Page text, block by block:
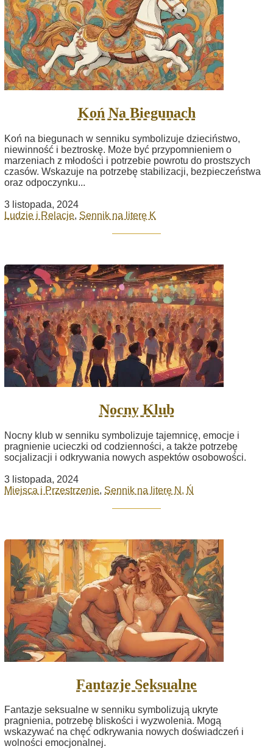
Koń Na Biegunach
Koń na biegunach w senniku symbolizuje dzieciństwo,
niewinność i beztroskę. Może być przypomnieniem o
marzeniach z młodości i potrzebie powrotu do prostszych
czasów. Wskazuje na potrzebę stabilizacji, bezpieczeństwa
oraz odpoczynku...
3 listopada, 2024
Ludzie i Relacje, Sennik na literę K
Nocny Klub
Nocny klub w senniku symbolizuje tajemnicę, emocje i
pragnienie ucieczki od codzienności, a także potrzebę
socjalizacji i odkrywania nowych aspektów osobowości.
3 listopada, 2024
Miejsca i Przestrzenie, Sennik na literę N, Ń
Fantazje Seksualne
Fantazje seksualne w senniku symbolizują ukryte
pragnienia, potrzebę bliskości i wyzwolenia. Mogą
wskazywać na chęć odkrywania nowych doświadczeń i
wolności emocjonalnej.